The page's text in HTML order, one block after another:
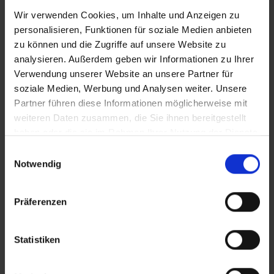
Wir verwenden Cookies, um Inhalte und Anzeigen zu
personalisieren, Funktionen für soziale Medien anbieten
zu können und die Zugriffe auf unsere Website zu
analysieren. Außerdem geben wir Informationen zu Ihrer
Verwendung unserer Website an unsere Partner für
soziale Medien, Werbung und Analysen weiter. Unsere
Partner führen diese Informationen möglicherweise mit
weiteren Daten zusammen, die Sie ihnen bereitgestellt
Notwendig
Präferenzen
Statistiken
Zusätzliches Material
Bilder
interessieren